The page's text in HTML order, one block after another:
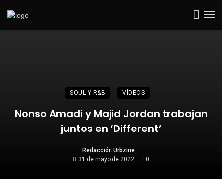
SOUL Y R&B VÍDEOS
Nonso Amadi y Majid Jordan trabajan
juntos en ‘Different’
Redacción Urbzine
31 de mayo de 2022
0